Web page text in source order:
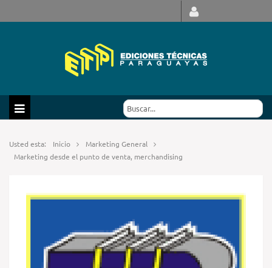
Usted esta: Inicio
Marketing General
Marketing desde el punto de venta, merchandising